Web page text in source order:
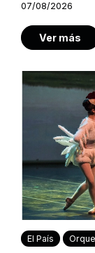
07/08/2026
Ver más
El País